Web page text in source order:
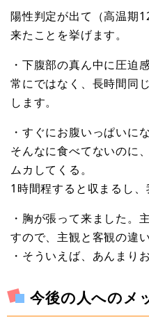
陽性判定が出て（高温期
来たことを挙げます。
・下腹部の真ん中に圧迫
常にではなく、長時間同
します。
・すぐにお腹いっぱいにな
そんなに食べてないのに
ムカしてくる。
1時間程すると収まるし、
・胸が張って来ました。
すので、主観と客観の違
・そういえば、あんまり
今後の人へのメ